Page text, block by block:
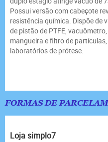
Possui versão com cabeçote
resistência química. Dispõe de
de pistão de PTFE,
mangueira e filtro de
laboratórios de prótese.
FORMAS DE
Loja simplo7